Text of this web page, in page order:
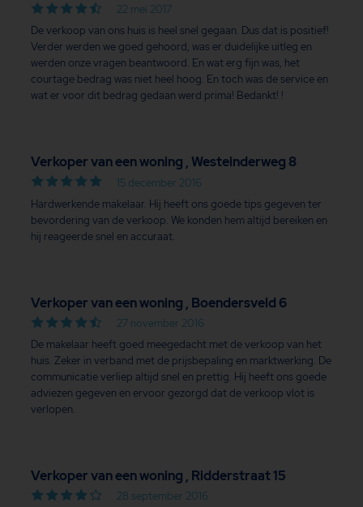
22 mei 2017
De verkoop van ons huis is heel snel gegaan. Dus dat is positief!
Verder werden we goed gehoord, was er duidelijke uitleg en
werden onze vragen beantwoord. En wat erg fijn was, het
courtage bedrag was niet heel hoog. En toch was de service en
wat er voor dit bedrag gedaan werd prima! Bedankt! !
Verkoper van een woning , Westeinderweg 8
15 december 2016
Hardwerkende makelaar. Hij heeft ons goede tips gegeven ter
bevordering van de verkoop. We konden hem altijd bereiken en
hij reageerde snel en accuraat.
Verkoper van een woning , Boendersveld 6
27 november 2016
De makelaar heeft goed meegedacht met de verkoop van het
huis. Zeker in verband met de prijsbepaling en marktwerking. De
communicatie verliep altijd snel en prettig. Hij heeft ons goede
adviezen gegeven en ervoor gezorgd dat de verkoop vlot is
verlopen.
Verkoper van een woning , Ridderstraat 15
28 september 2016